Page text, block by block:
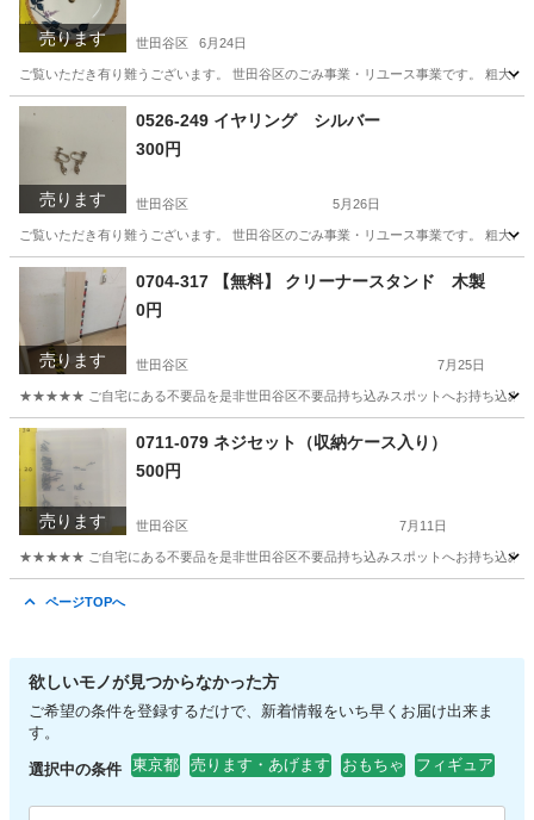
売ります 世田谷区 6月24日
ご覧いただき有り難うございます。 世⽥⾕区のごみ事業・リユース事業です。 粗
東京 世田谷区 リユース
売ります
0526-249 イヤリング シルバー
300円
世田谷区 5月26日
ご覧いただき有り難うございます。 世⽥⾕区のごみ事業・リユース事業です。 粗
東京 世田谷区 アクセサリー リユース
売ります
0704-317 【無料】 クリーナースタンド 木製
0円
世田谷区 7月25日
★★★★★ ご自宅にある不要品を是非世田谷区不要品持ち込みスポットへお持ち込みし
東京 世田谷区 クリーナー
売ります
0711-079 ネジセット（収納ケース入り）
500円
世田谷区 7月11日
★★★★★ ご自宅にある不要品を是非世田谷区不要品持ち込みスポットへお持ち込みし
ページTOPへ
欲しいモノが見つからなかった方
ご希望の条件を登録するだけで、新着情報をいち早くお届け出来ま
す。
選択中の条件 東京都 売ります・あげます おもちゃ フィギュア